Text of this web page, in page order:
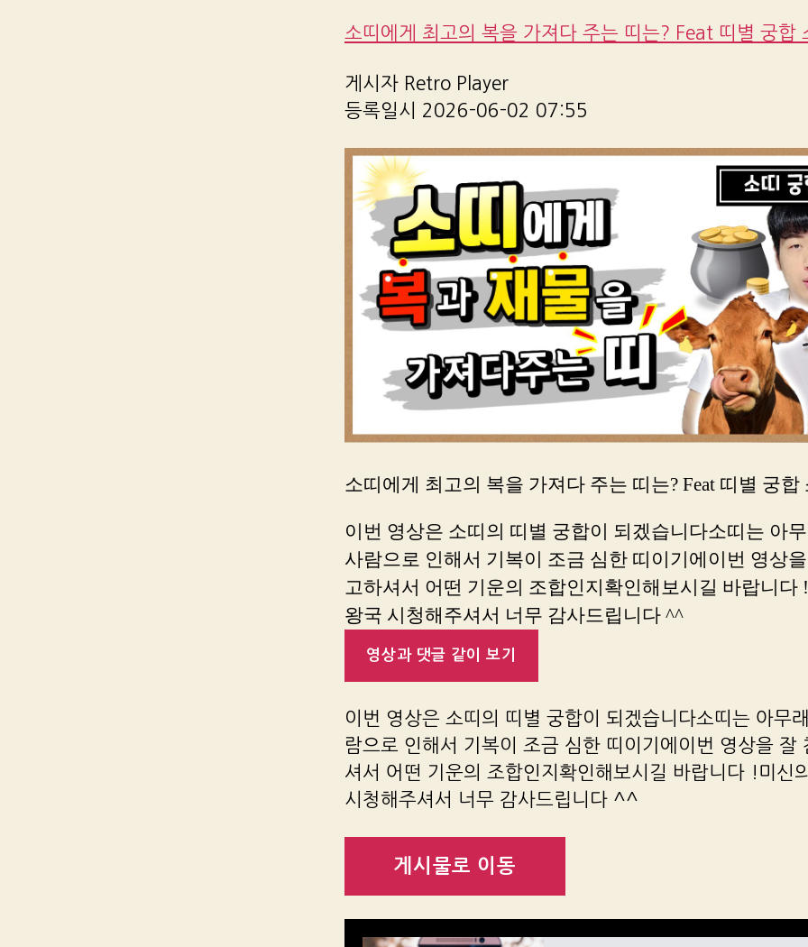
소띠에게 최고의 복을 가져다 주는 띠는? Feat 띠별 궁합
게시자 Retro Player
등록일시 2026-06-02 07:55
소띠에게 최고의 복을 가져다 주는 띠는? Feat 띠별 궁합
이번 영상은 소띠의 띠별 궁합이 되겠습니다소띠는 아
사람으로 인해서 기복이 조금 심한 띠이기에이번 영상
고하셔서 어떤 기운의 조합인지확인해보시길 바랍니다
왕국 시청해주셔서 너무 감사드립니다 ^^
영상과 댓글 같이 보기
이번 영상은 소띠의 띠별 궁합이 되겠습니다소띠는 아무
람으로 인해서 기복이 조금 심한 띠이기에이번 영상을 잘
셔서 어떤 기운의 조합인지확인해보시길 바랍니다 !미신
시청해주셔서 너무 감사드립니다 ^^
게시물로 이동